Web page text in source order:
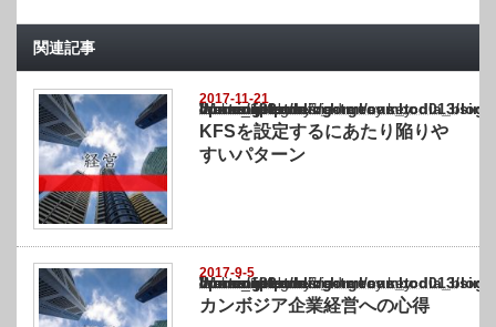
関連記事
2017-11-21
Warning
: Undefined array key "show_category" in
/home/netst/kuno-cpa.co.jp/public_html/cambodia_blog/wp-content/themes/
on line183
KFSを設定するにあたり陥りや
すいパターン
2017-9-5
Warning
: Undefined array key "show_category" in
/home/netst/kuno-cpa.co.jp/public_html/cambodia_blog/wp-content/themes/
on line183
カンボジア企業経営への心得